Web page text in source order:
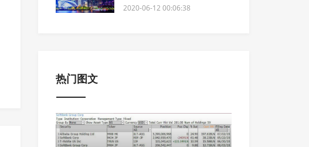
2020-06-12 00:06:38
热门图文